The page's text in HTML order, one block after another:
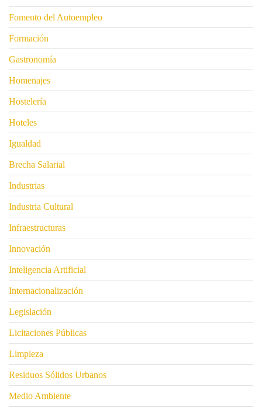
Fomento del Autoempleo
Formación
Gastronomía
Homenajes
Hostelería
Hoteles
Igualdad
Brecha Salarial
Industrias
Industria Cultural
Infraestructuras
Innovación
Inteligencia Artificial
Internacionalización
Legislación
Licitaciones Públicas
Limpieza
Residuos Sólidos Urbanos
Medio Ambiente